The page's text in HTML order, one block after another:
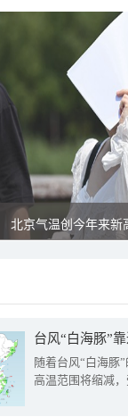
北京气温创今年来新
台风“白海豚”
随着台风“白海豚
高温范围将缩减